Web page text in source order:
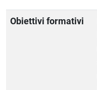
Obiettivi formativi